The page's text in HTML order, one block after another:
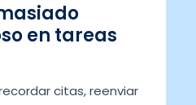
en tareas
citas, reenviar